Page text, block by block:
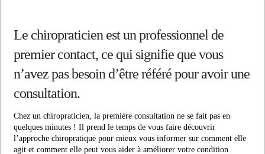
Le chiropraticien est un professionnel de
premier contact, ce qui signifie que vous
n’avez pas besoin d’être référé pour avoir une
consultation.
Chez un chiropraticien, la première consultation ne se fait pas en
quelques minutes ! Il prend le temps de vous faire découvrir
l’approche chiropratique pour mieux vous informer sur comment elle
agit et comment elle peut vous aider à améliorer votre condition.